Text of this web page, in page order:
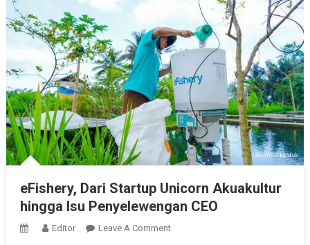
eFishery, Dari Startup Unicorn Akuakultur
hingga Isu Penyelewengan CEO
Editor Leave A CommentOn